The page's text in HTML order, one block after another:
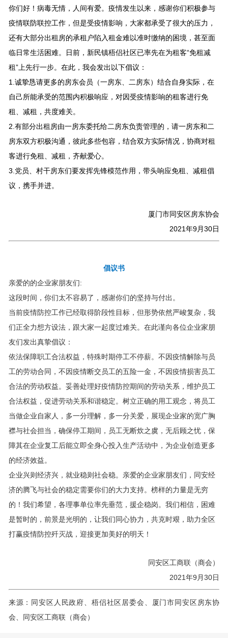
你们好！病毒无情，人间有爱。疫情发生以来，感谢你们积极参与
疫情联防联控工作，但是受疫情影响，大家都承受了很大的压力，
还有大部分出租房的承租户陷入租金难以准时缴纳的困境，甚至面
临日常生活困难。日前，新民镇梧侣社区已率先在为租客“免租减
租”上先行一步。在此，我会发出以下倡议：
1.诚挚恳请更多的房东会员（一房东、二房东）结合自身实际，在
自己所能承受的范围内积极响应，对因受疫情影响的租客进行免
租、减租，共度难关。
2.有部分出租房由一房东委托给二房东负责管理的，请一房东和二
房东双方积极沟通，彼此多些包容，结合双方实际情况，协商对租
客进行免租、减租，齐献爱心。
3.党员、村干房东们要发挥先锋模范作用，带头响应免租、减租倡
议，携手并进。
厦门市同安区房东协会
2021年9月30日
倡议书
亲爱的的企业家朋友们:
这段时间，你们太不容易了，感谢你们的坚持与付出。
当前疫情防控工作已经取得阶段性目标，但形势依然严峻复杂，我
们正全力想方设法，跟大家一起度过难关。在此谨向各位企业家朋
友们发出真挚倡议：
依法保障职工合法权益，特殊时期停工不停薪。不因疫情解除与员
工的劳动合同，不因疫情断交员工的五险一金，不因疫情损害员工
合法的劳动权益。妥善处理好疫情防控期间的劳动关系，维护员工
合法权益，促进劳动关系和谐稳定。树立正确的用工观念，将员工
当做企业自家人，多一分理解，多一分关爱，展现企业家的宽广胸
襟与社会担当，确保停工期间，员工无断炊之虞，无后顾之忧，保
障其在企业复工后能立即全身心投入生产活动中，为企业创造更多
的经济效益。
企业兴则经济兴，就业稳则社会稳。亲爱的企业家朋友们，同安经
济的腾飞与社会的稳定需要你们的大力支持。榜样的力量是无穷
的！我们希望，各理事单位率先垂范，援企稳岗。我们相信，困难
是暂时的，前景是光明的，让我们同心协力，共克时艰，助力全区
打赢疫情防控歼灭战，迎接更加美好的明天！
同安区工商联（商会）
2021年9月30日
来源：同安区人民政府、梧侣社区居委会、厦门市同安区房东协
会、同安区工商联（商会）